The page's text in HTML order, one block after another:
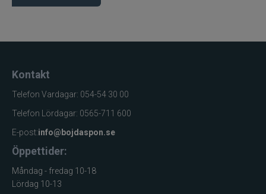
Kontakt
Telefon Vardagar: 054-54 30 00
Telefon Lördagar: 0565-711 600
E-post:info@bojdaspon.se
Öppettider:
Måndag - fredag 10-18
Lördag 10-13